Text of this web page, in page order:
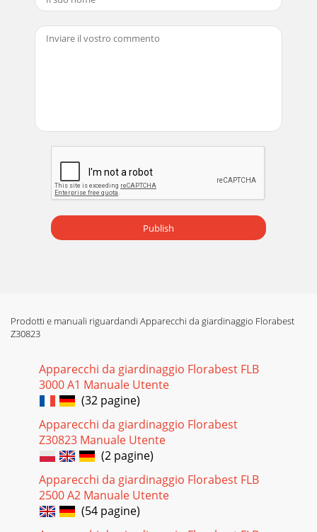
Publish
Prodotti e manuali riguardandi Apparecchi da giardinaggio Florabest
Z30823
Apparecchi da giardinaggio Florabest FLB
3000 A1 Manuale Utente
(32 pagine)
Apparecchi da giardinaggio Florabest
Z30823 Manuale Utente
(2 pagine)
Apparecchi da giardinaggio Florabest FLB
2500 A2 Manuale Utente
(54 pagine)